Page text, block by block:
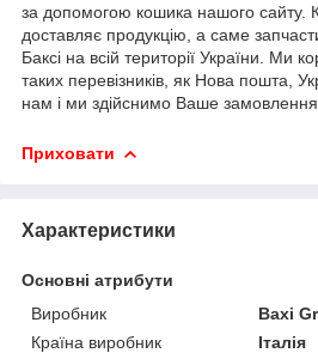
за допомогою кошика нашого сайту.
доставляє продукцію, а саме
Баксі на всій території України. Ми
таких перевізників, як Нова пошта,
нам і ми здійснимо Ваше
Приховати
Характеристики
Основні атрибути
Виробник
Baxi
Країна виробник
Італія